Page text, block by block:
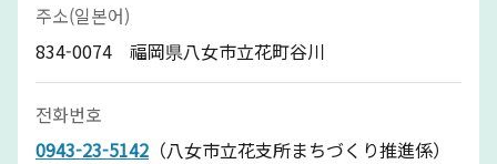
주소(일본어)
834-0074 福岡県八女市立花町谷川
전화번호
0943-23-5142 （八女市立花支所まちづくり推進係）